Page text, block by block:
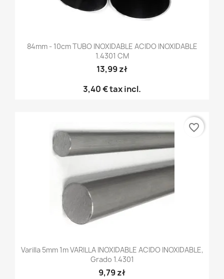
84mm - 10cm TUBO INOXIDABLE ACIDO INOXIDABLE
1.4301 CM
13,99 zł
3,40 €tax incl.
Varilla 5mm 1m VARILLA INOXIDABLE ACIDO INOXIDABLE,
Grado 1.4301
9,79 zł
favorite_border